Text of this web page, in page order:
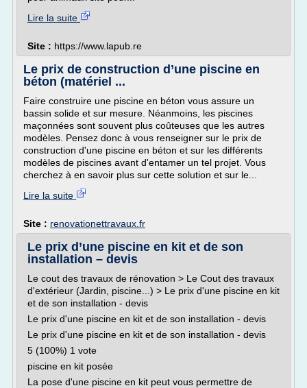
Lire la suite
Site : https://www.lapub.re
Le prix de construction d’une piscine en
béton (matériel ...
Faire construire une piscine en béton vous assure un
bassin solide et sur mesure. Néanmoins, les piscines
maçonnées sont souvent plus coûteuses que les autres
modèles. Pensez donc à vous renseigner sur le prix de
construction d'une piscine en béton et sur les différents
modèles de piscines avant d'entamer un tel projet. Vous
cherchez à en savoir plus sur cette solution et sur le...
Lire la suite
Site : renovationettravaux.fr
Le prix d’une piscine en kit et de son
installation – devis
Le cout des travaux de rénovation > Le Cout des travaux
d'extérieur (Jardin, piscine...) > Le prix d'une piscine en kit
et de son installation - devis
Le prix d'une piscine en kit et de son installation - devis
Le prix d'une piscine en kit et de son installation - devis
5 (100%) 1 vote
piscine en kit posée
La pose d'une piscine en kit peut vous permettre de